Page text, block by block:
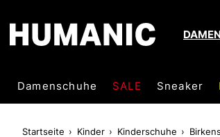
DAMEN
Damenschuhe SALE Sneaker
Startseite Kinder Kinderschuhe